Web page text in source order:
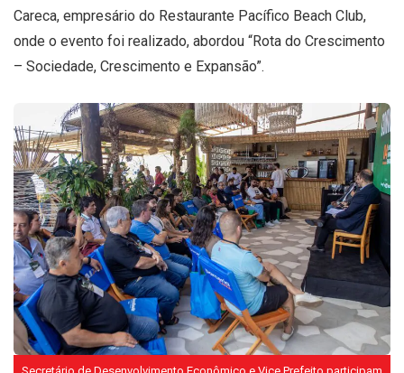
Careca, empresário do Restaurante Pacífico Beach Club,
onde o evento foi realizado, abordou “Rota do Crescimento
– Sociedade, Crescimento e Expansão”.